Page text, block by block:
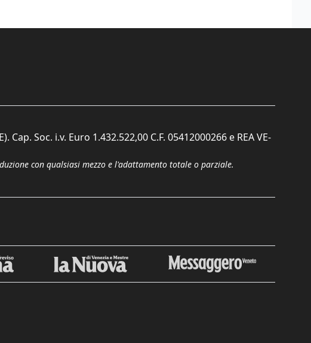
Soc. i.v. Euro 1.432.522,00 C.F. 05412000266 e REA VE-
con qualsiasi mezzo e l'adattamento totale o parziale.